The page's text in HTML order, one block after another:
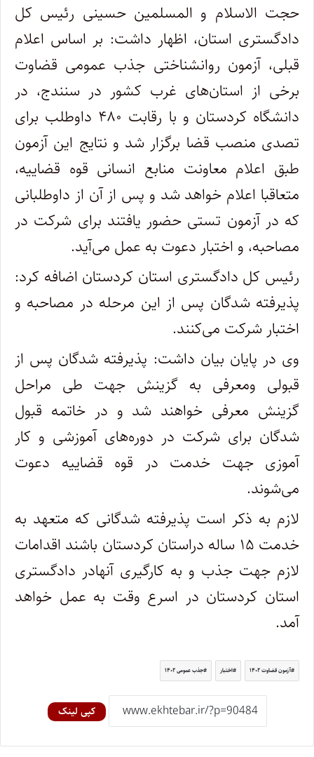
حجت الاسلام و المسلمین حسینی رئیس کل
دادگستری استان، اظهار داشت: بر اساس اعلام
قبلی، آزمون روانشناختی جذب عمومی قضاوت
برخی از استان‌های غرب کشور در سنندج، در
دانشگاه کردستان و با رقابت ۴۸۰ داوطلب برای
تصدی منصب قضا برگزار شد و نتایج این آزمون
طبق اعلام معاونت منابع انسانی قوه قضاییه،
متعاقبا اعلام خواهد شد و پس از آن از داوطلبانی
که در آزمون تستی حضور یافتند برای شرکت در
مصاحبه، و اختبار دعوت به عمل می‌آید.
رئیس کل دادگستری استان کردستان اضافه کرد:
پذیرفته شدگان پس از این مرحله در مصاحبه و
اختبار شرکت می‌کنند.
وی در پایان بیان داشت: پذیرفته شدگان پس از
قبولی ومعرفی به گزینش جهت طی مراحل
گزینش معرفی خواهند شد و در خاتمه قبول
شدگان برای شرکت در دوره‌های آموزشی و کار
آموزی جهت خدمت در قوه قضاییه دعوت
می‌شوند.
لازم به ذکر است پذیرفته شدگانی که متعهد به
خدمت ۱۵ ساله دراستان کردستان باشند اقدامات
لازم جهت جذب و به کارگیری آنهادر دادگستری
استان کردستان در اسرع وقت به عمل خواهد
آمد.
آزمون قضاوت ۱۴۰۲ اختبار جذب عمومی ۱۴۰۲
کپی لینک